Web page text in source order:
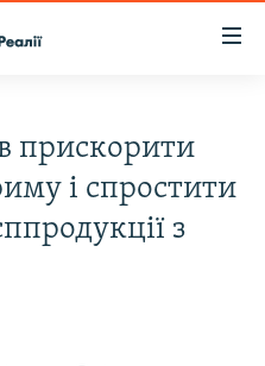
прискорити
і спростити
з